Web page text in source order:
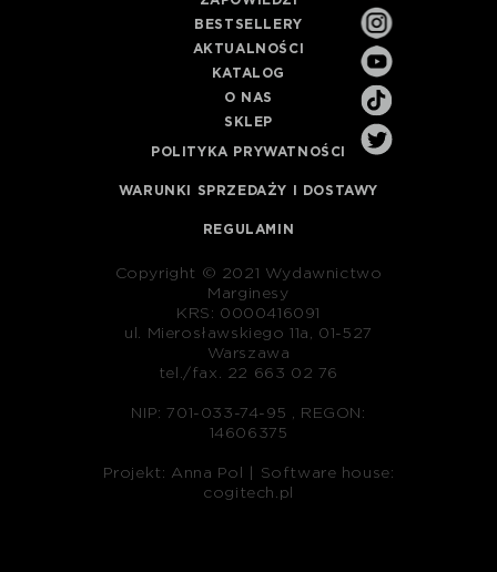
BESTSELLERY
AKTUALNOŚCI
KATALOG
O NAS
SKLEP
POLITYKA PRYWATNOŚCI
WARUNKI SPRZEDAŻY I DOSTAWY
REGULAMIN
Copyright © 2021 Wydawnictwo
Marginesy
KRS: 0000416091
ul. Mierosławskiego 11a, 01-527
Warszawa
tel./fax. 22 663 02 76
NIP: 701-033-74-95 , REGON:
14606375
Projekt: Anna Pol |
Software house:
cogitech.pl